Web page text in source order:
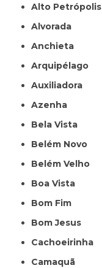
Alto Petrópolis
Alvorada
Anchieta
Arquipélago
Auxiliadora
Azenha
Bela Vista
Belém Novo
Belém Velho
Boa Vista
Bom Fim
Bom Jesus
Cachoeirinha
Camaquã